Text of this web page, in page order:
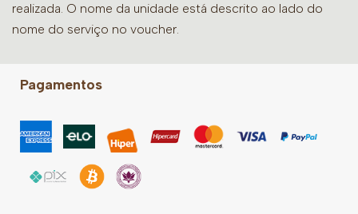
realizada. O nome da unidade está descrito ao lado do
nome do serviço no voucher.
Pagamentos